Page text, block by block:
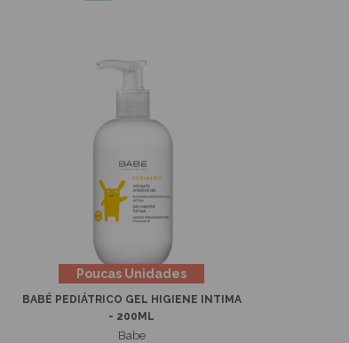
Poucas Unidades
BABÉ PEDIÁTRICO GEL HIGIENE INTIMA
- 200ML
Babe